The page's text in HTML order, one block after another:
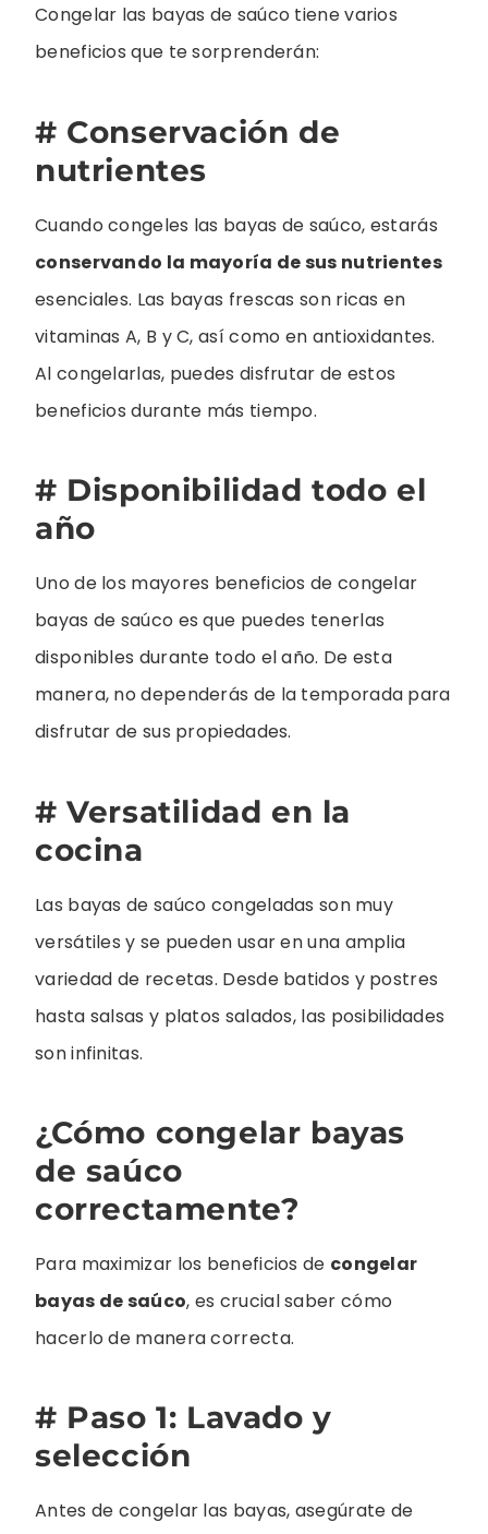
Congelar las bayas de saúco tiene varios
beneficios que te sorprenderán:
# Conservación de
nutrientes
Cuando congeles las bayas de saúco, estarás
conservando la mayoría de sus nutrientes
esenciales. Las bayas frescas son ricas en
vitaminas A, B y C, así como en antioxidantes.
Al congelarlas, puedes disfrutar de estos
beneficios durante más tiempo.
# Disponibilidad todo el
año
Uno de los mayores beneficios de congelar
bayas de saúco es que puedes tenerlas
disponibles durante todo el año. De esta
manera, no dependerás de la temporada para
disfrutar de sus propiedades.
# Versatilidad en la
cocina
Las bayas de saúco congeladas son muy
versátiles y se pueden usar en una amplia
variedad de recetas. Desde batidos y postres
hasta salsas y platos salados, las posibilidades
son infinitas.
¿Cómo congelar bayas
de saúco
correctamente?
Para maximizar los beneficios de congelar
bayas de saúco, es crucial saber cómo
hacerlo de manera correcta.
# Paso 1: Lavado y
selección
Antes de congelar las bayas, asegúrate de